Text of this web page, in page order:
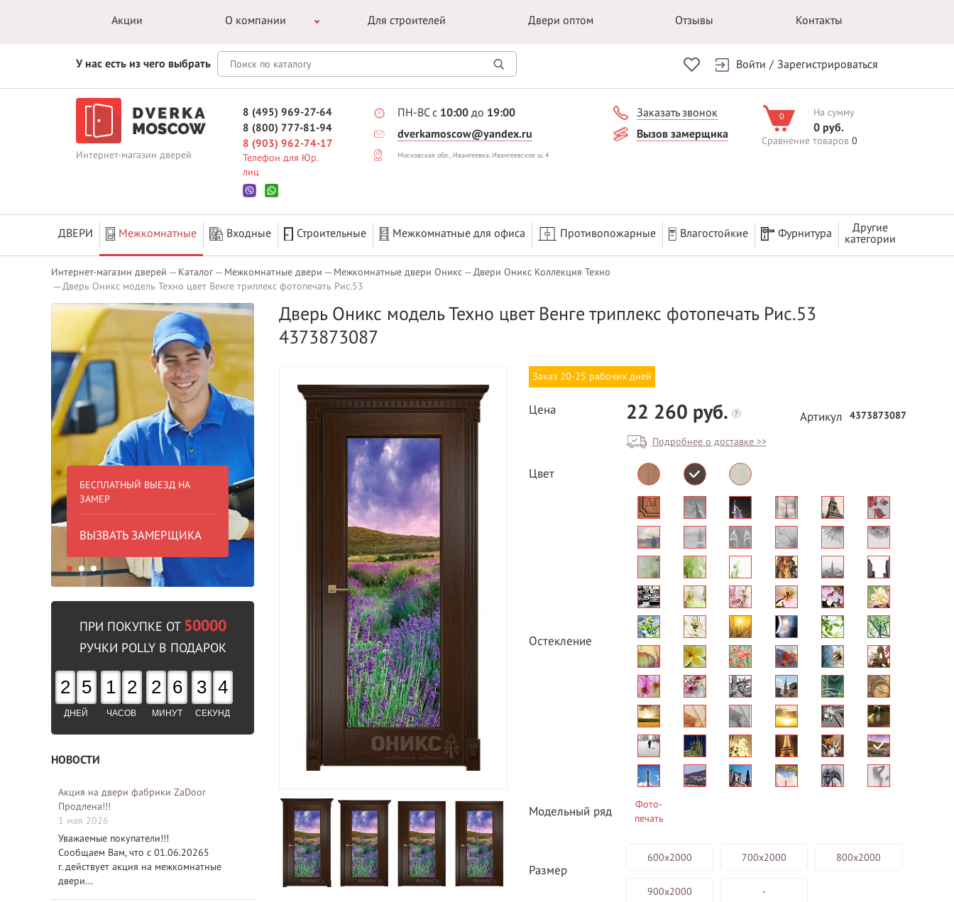
Акции О компании Для строителей Двери оптом Отзывы Контакты
У нас есть из чего выбрать Войти / Зарегистрироваться
Интернет-магазин дверей
8 (495) 969-27-64
8 (800) 777-81-94
8 (903) 962-74-17
Телефон для Юр.
лиц
ПН-ВС с 10:00 до 19:00
dverkamoscow@yandex.ru
Московская обл., Ивантеевка, Ивантеевское ш. 4
Заказать звонок
Вызов замерщика
0 На сумму
0 руб.
Сравнение товаров 0
ДВЕРИ Межкомнатные Входные Строительные Межкомнатные для офиса Противопожарные Влагостойкие Фурнитура
Другие
категории
Интернет-магазин дверей Каталог Межкомнатные двери Межкомнатные двери Оникс
Двери Оникс Коллекция Техно
Дверь Оникс модель Техно цвет Венге триплекс фотопечать Рис.53
БЕСПЛАТНЫЙ ВЫЕЗД НА
ЗАМЕР
ВЫЗВАТЬ ЗАМЕРЩИКА
БЕСПЛАТНАЯ ДОСТАВКА ОТ 40
В пределах МКАД
БЕСПЛАТНЫЙ ВЫЕЗД НА
ЗАМЕР
ВЫЗВАТЬ ЗАМЕРЩИКА
ПРИ ПОКУПКЕ ОТ 50000
РУЧКИ POLLY В ПОДАРОК
2 5
ДНЕЙ
1 2
ЧАСОВ
2 6
МИНУТ
3 3
СЕКУНД
НОВОСТИ
Акция на двери фабрики ZaDoor
Продлена!!!
1 мая 2026
Уважаемые покупатели!!!
Сообщаем Вам, что с 01.06.20265
г. действует акция на межкомнатные
двери...
Дверь Оникс модель Техно цвет Венге триплекс фотопечать Рис.53
4373873087
Заказ 20-25 рабочих дней
Цена 22 260 руб. ?
Подробнее о доставке >>
Артикул 4373873087
Цвет
Остекление
Модельный ряд
Фото-
печать
Размер
600х2000 700х2000 800х2000
900х2000 -